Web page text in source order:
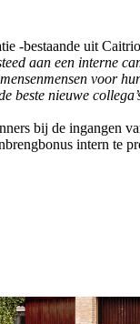
-bestaande uit
aan een interne
voor
beste nieuwe
bij de ingangen
intern te